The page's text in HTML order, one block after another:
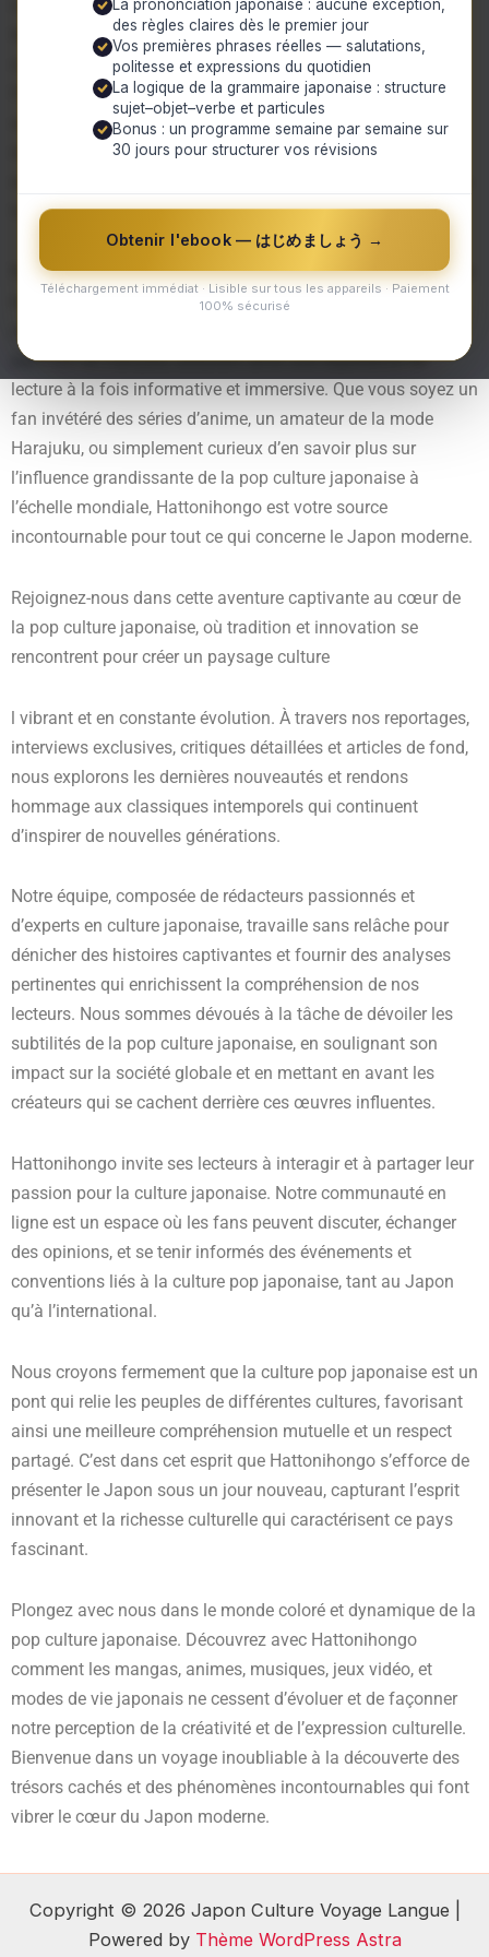
La prononciation japonaise : aucune exception,
des règles claires dès le premier jour
Vos premières phrases réelles — salutations,
politesse et expressions du quotidien
La logique de la grammaire japonaise : structure
sujet–objet–verbe et particules
Bonus : un programme semaine par semaine sur
30 jours pour structurer vos révisions
Obtenir l'ebook — はじめましょう →
Téléchargement immédiat · Lisible sur tous les appareils · Paiement
100% sécurisé
contenus riches et variés, présentant non seulement les
tendances actuelles de la pop culture japonaise mais aussi
comment ces éléments s’inscrivent dans le continuum de
l’histoire et de la société japonaises. Nos articles sont
soigneusement rédigés pour capturer l’essence de ce qui
rend la culture pop japonaise si unique et fascinante, en
tradition et modernité.
Nos lecteurs peuvent s’attendre à des articles bien structurés
et engageants, parsemés de références culturelles
japonais en français, assurant ainsi une expérience de
lecture à la fois informative et immersive. Que vous soyez un
fan invétéré des séries d’anime, un amateur de la mode
Harajuku, ou simplement curieux d’en savoir plus sur
l’influence grandissante de la pop culture japonaise à
l’échelle mondiale, Hattonihongo est votre source
incontournable pour tout ce qui concerne le Japon moderne.
Rejoignez-nous dans cette aventure captivante au cœur de
la pop culture japonaise, où tradition et innovation se
rencontrent pour créer un paysage culture
l vibrant et en constante évolution. À travers nos reportages,
interviews exclusives, critiques détaillées et articles de fond,
nous explorons les dernières nouveautés et rendons
hommage aux classiques intemporels qui continuent
d’inspirer de nouvelles générations.
Notre équipe, composée de rédacteurs passionnés et
d’experts en culture japonaise, travaille sans relâche pour
dénicher des histoires captivantes et fournir des analyses
pertinentes qui enrichissent la compréhension de nos
lecteurs. Nous sommes dévoués à la tâche de dévoiler les
subtilités de la pop culture japonaise, en soulignant son
impact sur la société globale et en mettant en avant les
créateurs qui se cachent derrière ces œuvres influentes.
Hattonihongo invite ses lecteurs à interagir et à partager leur
passion pour la culture japonaise. Notre communauté en
ligne est un espace où les fans peuvent discuter, échanger
des opinions, et se tenir informés des événements et
conventions liés à la culture pop japonaise, tant au Japon
qu’à l’international.
Nous croyons fermement que la culture pop japonaise est un
pont qui relie les peuples de différentes cultures, favorisant
ainsi une meilleure compréhension mutuelle et un respect
partagé. C’est dans cet esprit que Hattonihongo s’efforce de
présenter le Japon sous un jour nouveau, capturant l’esprit
innovant et la richesse culturelle qui caractérisent ce pays
fascinant.
Plongez avec nous dans le monde coloré et dynamique de la
pop culture japonaise. Découvrez avec Hattonihongo
comment les mangas, animes, musiques, jeux vidéo, et
modes de vie japonais ne cessent d’évoluer et de façonner
notre perception de la créativité et de l’expression culturelle.
Bienvenue dans un voyage inoubliable à la découverte des
trésors cachés et des phénomènes incontournables qui font
vibrer le cœur du Japon moderne.
Copyright © 2026 Japon Culture Voyage Langue |
Powered by Thème WordPress Astra